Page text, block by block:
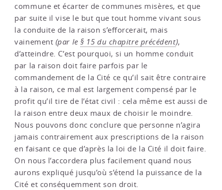
commune et écarter de communes misères, et que
par suite il vise le but que tout homme vivant sous
la conduite de la raison s’efforcerait, mais
vainement (par le§ 15 du chapitre précédent),
d’atteindre. C’est pourquoi, si un homme conduit
par la raison doit faire parfois par le
commandement de la Cité ce qu’il sait être contraire
à la raison, ce mal est largement compensé par le
profit qu’il tire de l’état civil : cela même est aussi de
la raison entre deux maux de choisir le moindre.
Nous pouvons donc conclure que personne n’agira
jamais contrairement aux prescriptions de la raison
en faisant ce que d’après la loi de la Cité il doit faire.
On nous l’accordera plus facilement quand nous
aurons expliqué jusqu’où s’étend la puissance de la
Cité et conséquemment son droit.